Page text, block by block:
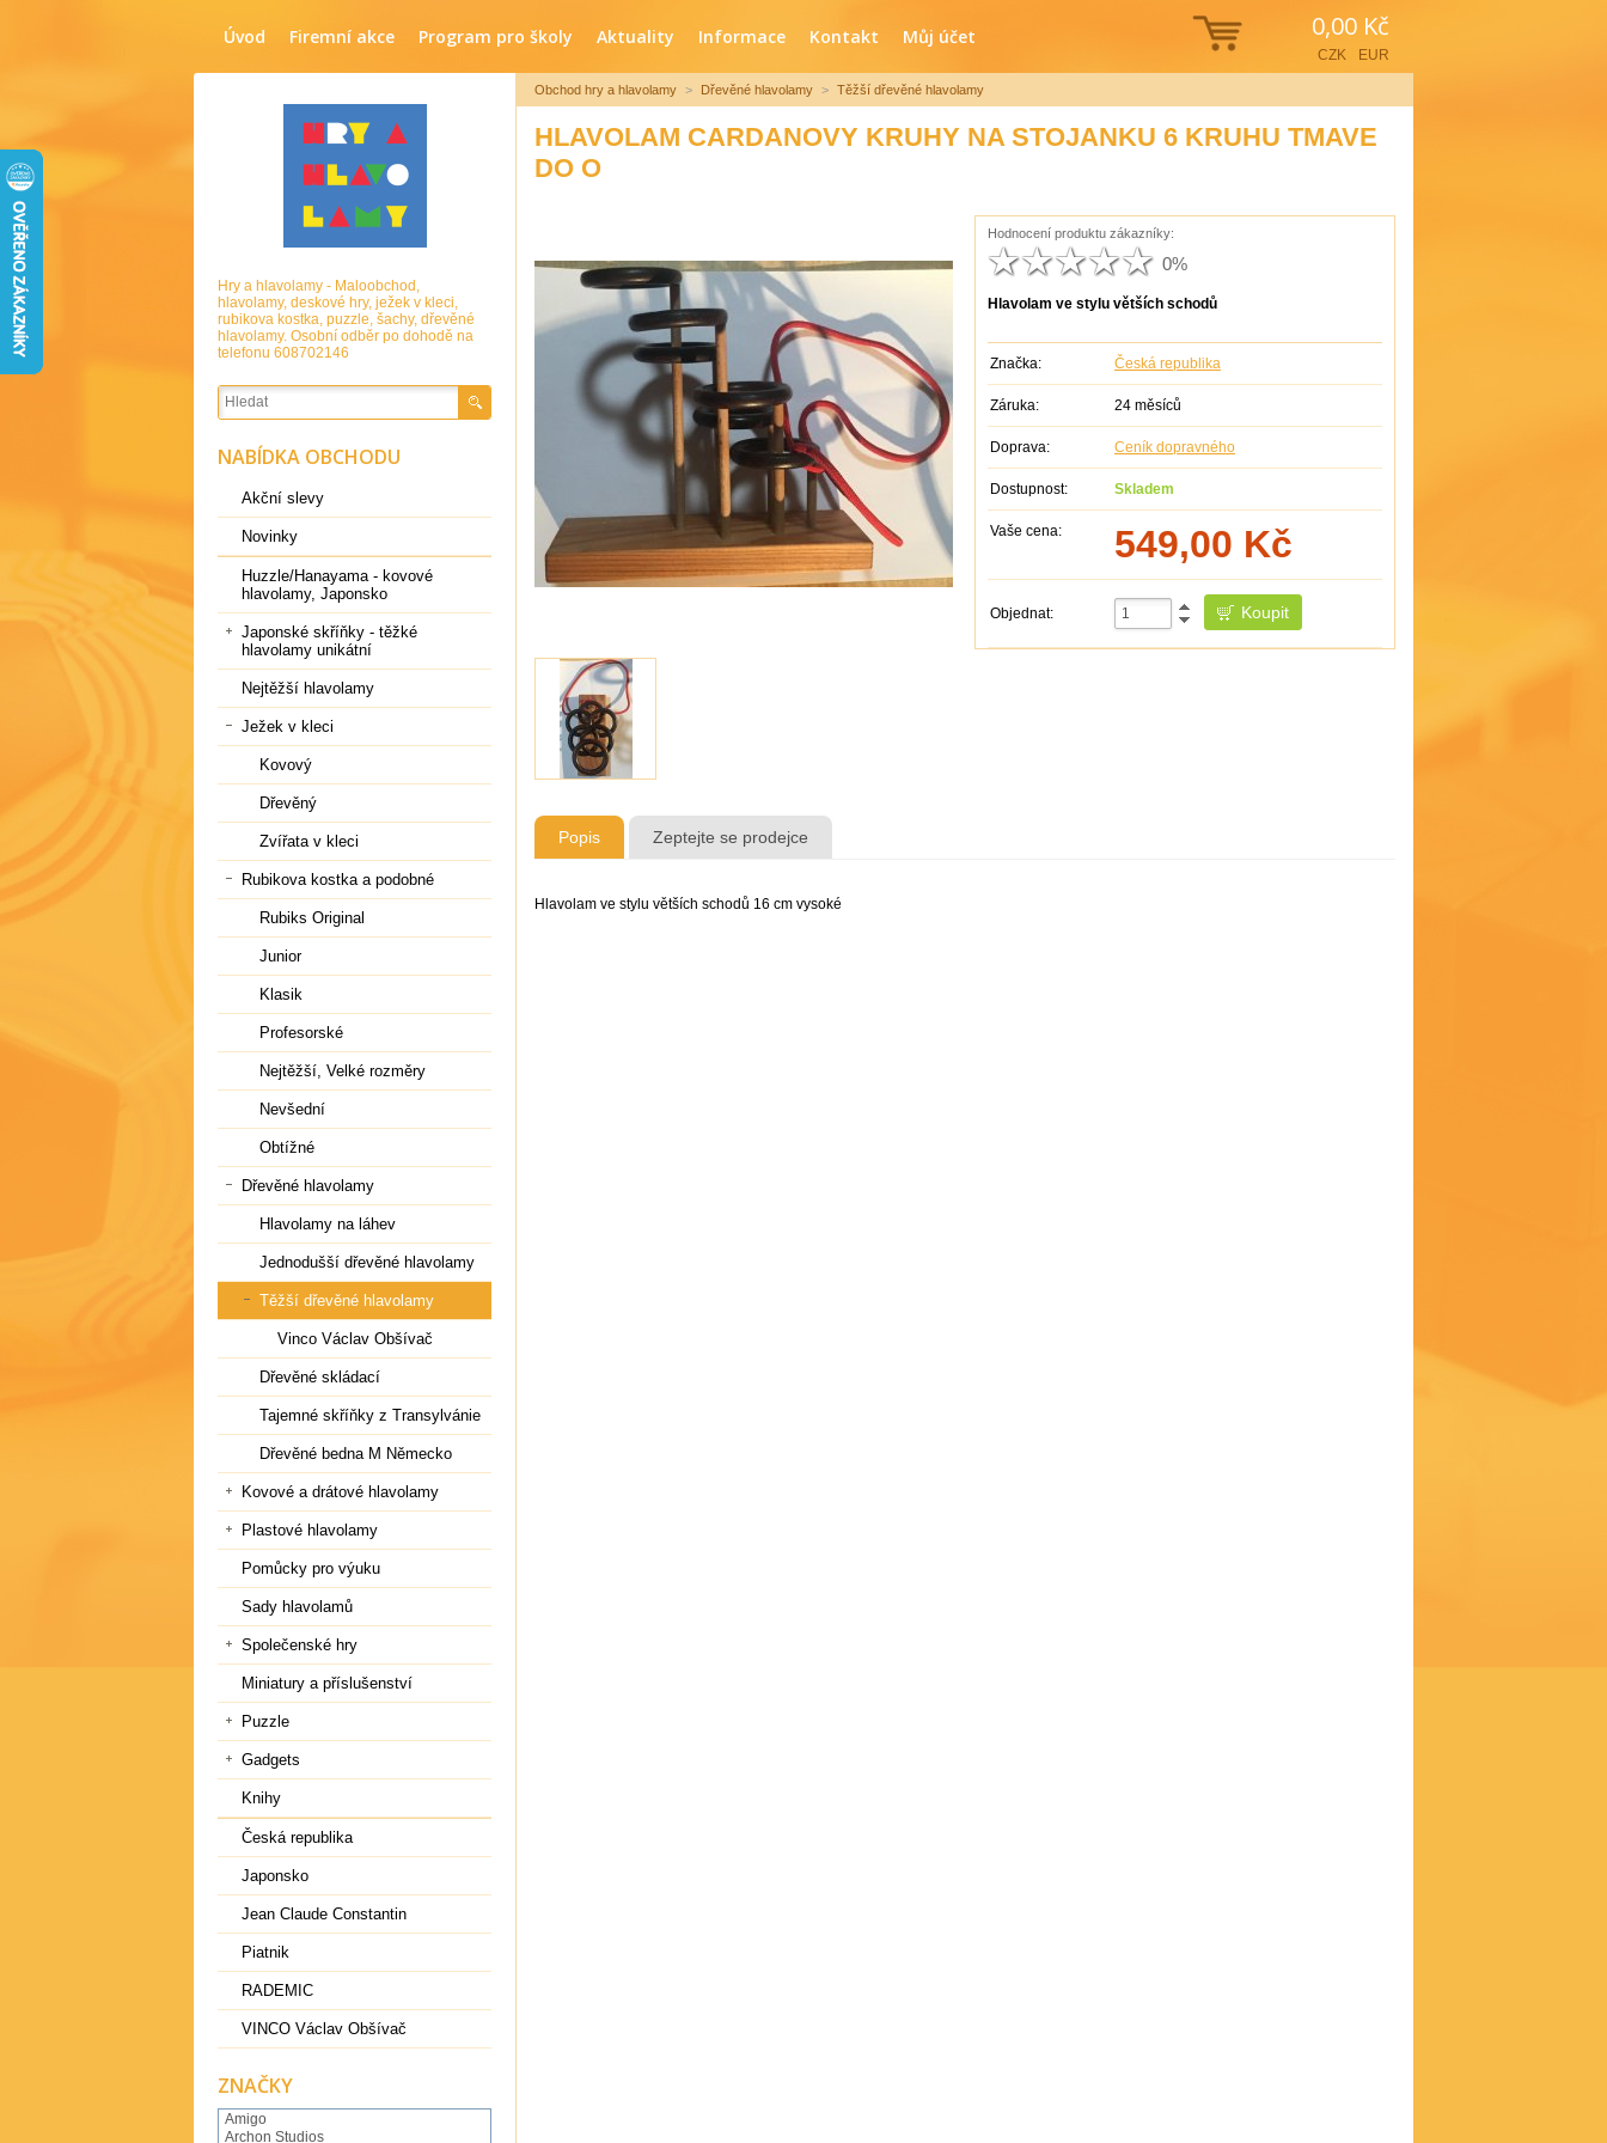
0,00 Kč
CZK EUR
Úvod Firemní akce Program pro školy Aktuality Informace Kontakt Můj účet
Obchod hry a hlavolamy > Dřevěné hlavolamy > Těžší dřevěné hlavolamy
HLAVOLAM CARDANOVY KRUHY NA STOJANKU 6 KRUHU TMAVE
DO O
Hodnocení produktu zákazníky:
0%
Hlavolam ve stylu větších schodů
Značka: Česká republika
Záruka: 24 měsíců
Doprava: Ceník dopravného
Dostupnost: Skladem
Vaše cena: 549,00 Kč
Objednat:
Popis Zeptejte se prodejce
Hlavolam ve stylu větších schodů 16 cm vysoké
Hry a hlavolamy - Maloobchod,
hlavolamy, deskové hry, ježek v kleci,
rubikova kostka, puzzle, šachy, dřevěné
hlavolamy. Osobní odběr po dohodě na
telefonu 608702146
NABÍDKA OBCHODU
Akční slevy
Novinky
Huzzle/Hanayama - kovové
hlavolamy, Japonsko
Japonské skříňky - těžké
hlavolamy unikátní
Nejtěžší hlavolamy
Ježek v kleci
Kovový
Dřevěný
Zvířata v kleci
Rubikova kostka a podobné
Rubiks Original
Junior
Klasik
Profesorské
Nejtěžší, Velké rozměry
Nevšední
Obtížné
Dřevěné hlavolamy
Hlavolamy na láhev
Jednodušší dřevěné hlavolamy
Těžší dřevěné hlavolamy
Vinco Václav Obšívač
Dřevěné skládací
Tajemné skříňky z Transylvánie
Dřevěné bedna M Německo
Kovové a drátové hlavolamy
Plastové hlavolamy
Pomůcky pro výuku
Sady hlavolamů
Společenské hry
Miniatury a příslušenství
Puzzle
Gadgets
Knihy
Česká republika
Japonsko
Jean Claude Constantin
Piatnik
RADEMIC
VINCO Václav Obšívač
ZNAČKY
Amigo
Archon Studios